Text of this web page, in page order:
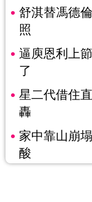
舒淇替馮德
照
逼庾恩利上
了
星二代借住
轟
家中靠山崩
酸